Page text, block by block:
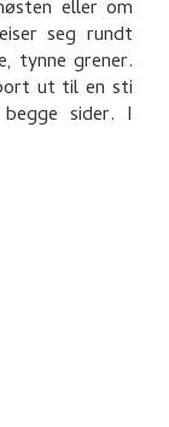
eller om
seg rundt
tynne grener.
ut til en sti
sider. I